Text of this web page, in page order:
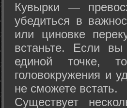
Кувырки —
убедиться в
или циновке
встаньте. Если
единой точке,
головокружения и
не сможете встать.
Существует